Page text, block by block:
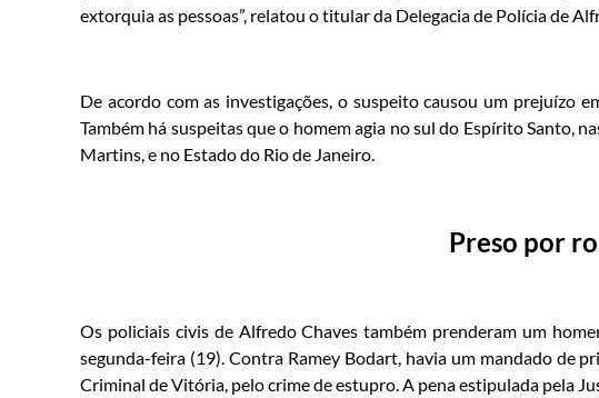
extorquia as pessoas”, relatou o titular da Delegacia de Polícia de
De acordo com as investigações, o suspeito causou um prejuízo
Também há suspeitas que o homem agia no sul do Espírito Santo,
Martins, e no Estado do Rio de Janeiro.
Preso por
Os policiais civis de Alfredo Chaves também prenderam um
segunda-feira (19). Contra Ramey Bodart, havia um mandado de
Criminal de Vitória, pelo crime de estupro. A pena estipulada pela